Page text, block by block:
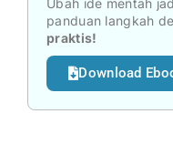
panduan langkah
praktis!
Download